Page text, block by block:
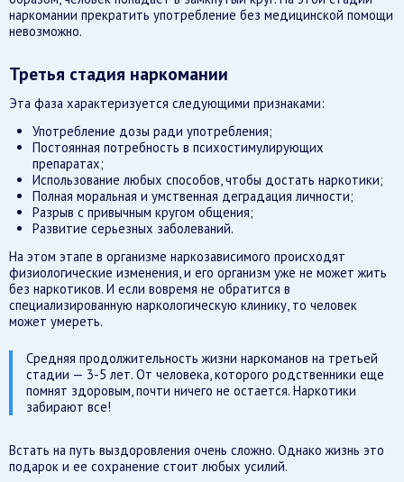
наркомании прекратить употребление без медицинской помощи
невозможно.
Третья стадия наркомании
Эта фаза характеризуется следующими признаками:
Употребление дозы ради употребления;
Постоянная потребность в психостимулирующих
препаратах;
Использование любых способов, чтобы достать наркотики;
Полная моральная и умственная деградация личности;
Разрыв с привычным кругом общения;
Развитие серьезных заболеваний.
На этом этапе в организме наркозависимого происходят
физиологические изменения, и его организм уже не может жить
без наркотиков. И если вовремя не обратится в
специализированную наркологическую клинику, то человек
может умереть.
Средняя продолжительность жизни наркоманов на третьей
стадии — 3-5 лет. От человека, которого родственники еще
помнят здоровым, почти ничего не остается. Наркотики
забирают все!
Встать на путь выздоровления очень сложно. Однако жизнь это
подарок и ее сохранение стоит любых усилий.